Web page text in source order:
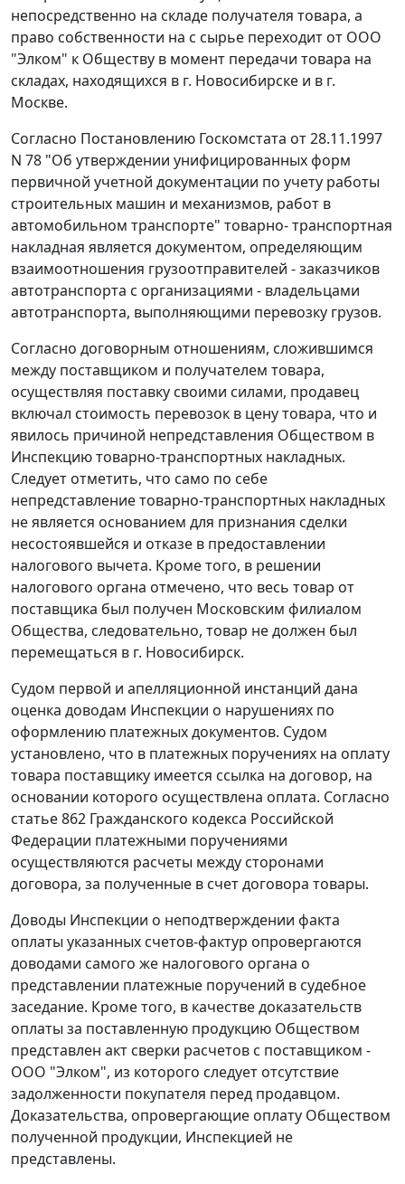
непосредственно на складе получателя товара, а
право собственности на с сырье переходит от ООО
"Элком" к Обществу в момент передачи товара на
складах, находящихся в г. Новосибирске и в г.
Москве.
Согласно Постановлению Госкомстата от 28.11.1997
N 78 "Об утверждении унифицированных форм
первичной учетной документации по учету работы
строительных машин и механизмов, работ в
автомобильном транспорте" товарно- транспортная
накладная является документом, определяющим
взаимоотношения грузоотправителей - заказчиков
автотранспорта с организациями - владельцами
автотранспорта, выполняющими перевозку грузов.
Согласно договорным отношениям, сложившимся
между поставщиком и получателем товара,
осуществляя поставку своими силами, продавец
включал стоимость перевозок в цену товара, что и
явилось причиной непредставления Обществом в
Инспекцию товарно-транспортных накладных.
Следует отметить, что само по себе
непредставление товарно-транспортных накладных
не является основанием для признания сделки
несостоявшейся и отказе в предоставлении
налогового вычета. Кроме того, в решении
налогового органа отмечено, что весь товар от
поставщика был получен Московским филиалом
Общества, следовательно, товар не должен был
перемещаться в г. Новосибирск.
Судом первой и апелляционной инстанций дана
оценка доводам Инспекции о нарушениях по
оформлению платежных документов. Судом
установлено, что в платежных поручениях на оплату
товара поставщику имеется ссылка на договор, на
основании которого осуществлена оплата. Согласно
статье 862 Гражданского кодекса Российской
Федерации платежными поручениями
осуществляются расчеты между сторонами
договора, за полученные в счет договора товары.
Доводы Инспекции о неподтверждении факта
оплаты указанных счетов-фактур опровергаются
доводами самого же налогового органа о
представлении платежные поручений в судебное
заседание. Кроме того, в качестве доказательств
оплаты за поставленную продукцию Обществом
представлен акт сверки расчетов с поставщиком -
ООО "Элком", из которого следует отсутствие
задолженности покупателя перед продавцом.
Доказательства, опровергающие оплату Обществом
полученной продукции, Инспекцией не
представлены.